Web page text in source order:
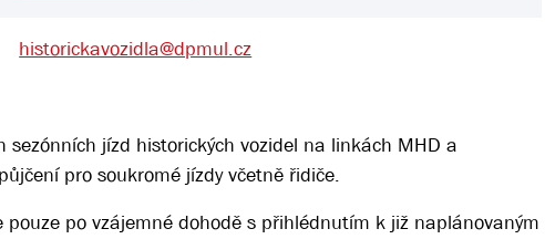
historickavozidla@dpmul.cz
jízd historických vozidel na linkách MHD a
pro soukromé jízdy včetně řidiče.
po vzájemné dohodě s přihlédnutím k již naplánovaným